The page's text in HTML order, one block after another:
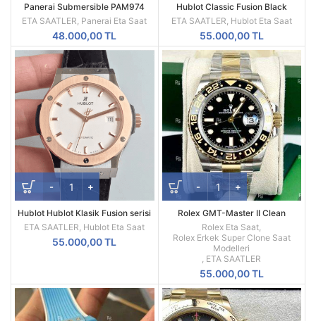
Panerai Submersible PAM974
Rose Gold-Tone Black Dial VS
Factory 42mm
ETA SAATLER Panerai Eta Saat
48.000,00TL
Hublot Classic Fusion Black
Ceramic Black Dial Black 42mm
Swiss SW300 Movement
ETA SAATLER Hublot Eta Saat
55.000,00TL
Hublot Hublot Klasik Fusion serisi
542.NO.1180.LR
ETA SAATLER, Hublot Eta Saat
55.000,00TL
Rolex GMT-Master II Clean
Factory Two Tone Kordon Siyah
Kadran REF 116713LN-0001
Rolex Eta Saat,
Rolex Erkek Super Clone Saat
Modelleri
, ETA SAATLER
55.000,00TL